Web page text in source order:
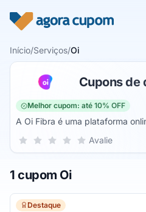
Início/Serviços/Oi
Cupons de
Melhor cupom: até 10% OFF
A Oi Fibra é uma plataforma
realizar a aquisição de pacotes
sua navegação.
Sua nota para Oi, de 1 a 5 estrelas
5 estrelas
4 estrelas
3 estrelas
2 estrelas
1 estrela Avalie
1 cupom Oi
Destaque